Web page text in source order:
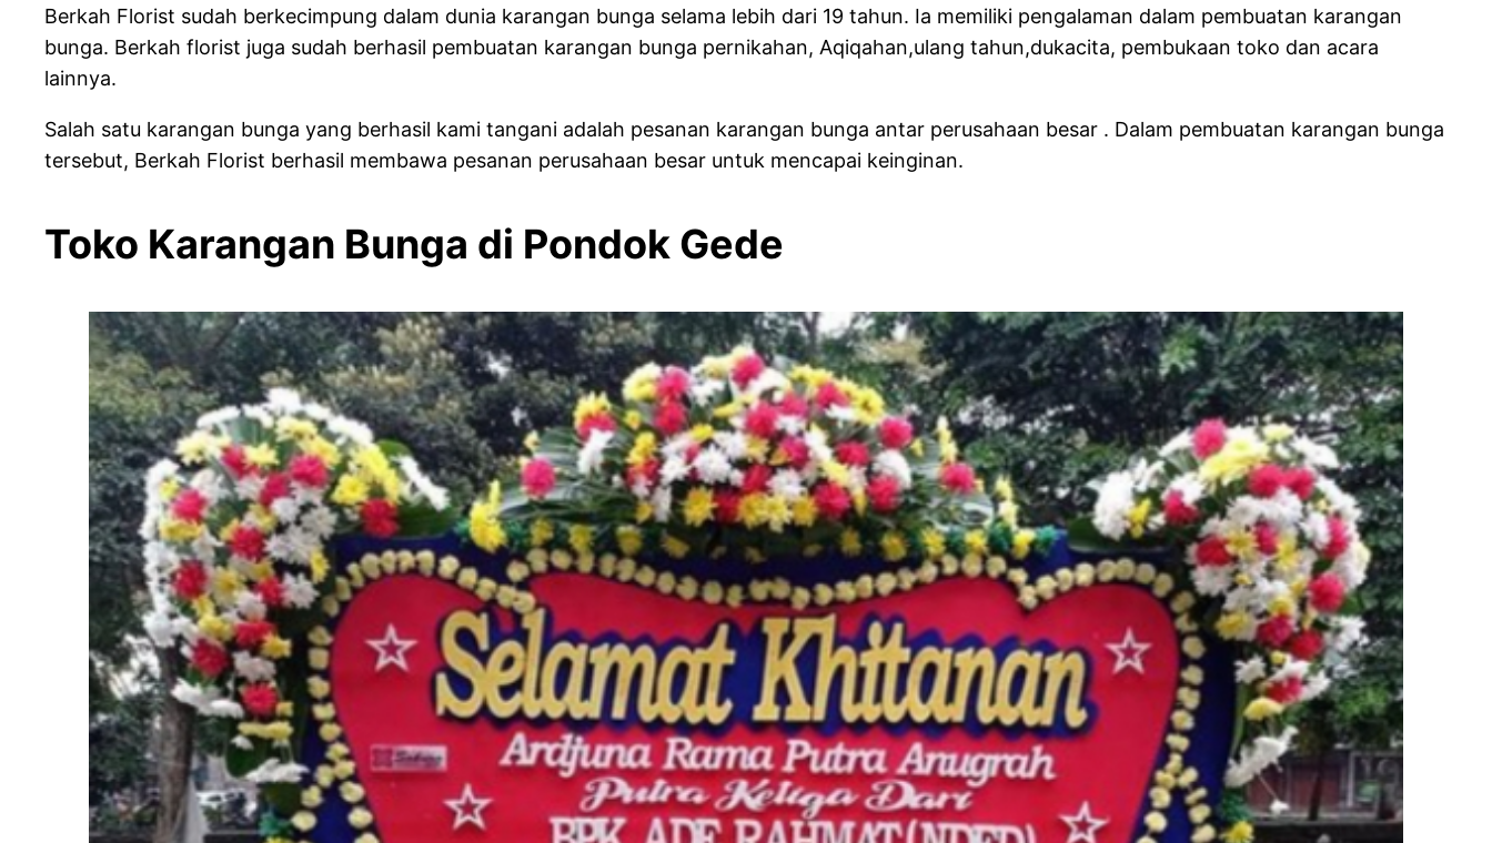
Berkah Florist sudah berkecimpung dalam dunia karangan bunga selama lebih dari 19 tahun. Ia memiliki pengalaman dalam pembuatan karangan
bunga. Berkah florist juga sudah berhasil pembuatan karangan bunga pernikahan, Aqiqahan,ulang tahun,dukacita, pembukaan toko dan acara
lainnya.
Salah satu karangan bunga yang berhasil kami tangani adalah pesanan karangan bunga antar perusahaan besar . Dalam pembuatan karangan bunga
tersebut, Berkah Florist berhasil membawa pesanan perusahaan besar untuk mencapai keinginan.
Toko Karangan Bunga di Pondok Gede